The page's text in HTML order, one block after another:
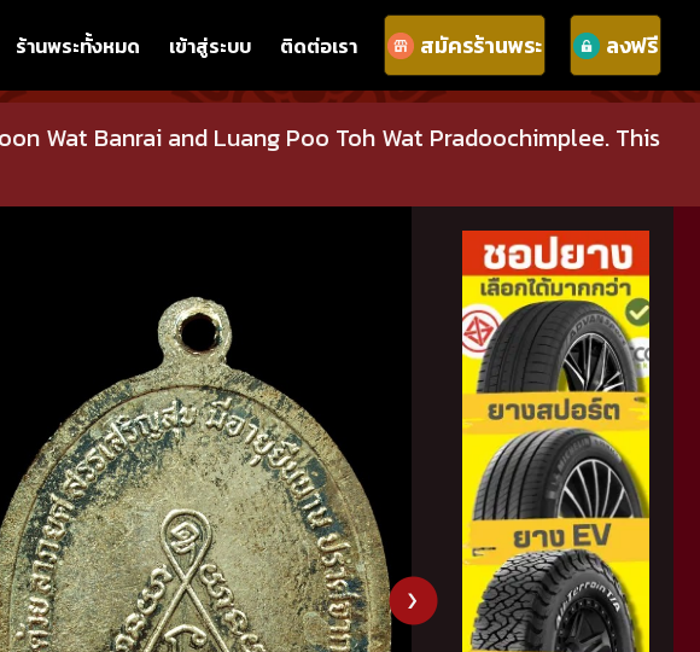
ร้านพระทั้งหมด เข้าสู่ระบบ ติดต่อเรา สมัครร้านพระ ลงฟรี
Wat Banrai and Luang Poo Toh Wat Pradoochimplee. This